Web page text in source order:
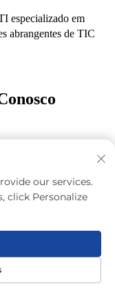
especializado em
abrangentes de TIC
Innovation
N.º 29, quarto
Gratuito
CONTATO
our services.
click Personalize